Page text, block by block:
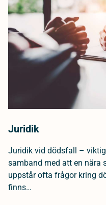
Juridik
Juridik vid dödsfall –
samband med att en nära
uppstår ofta frågor kring
finns…